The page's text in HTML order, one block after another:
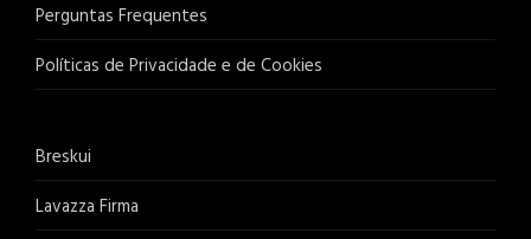
Perguntas Frequentes
Políticas de Privacidade e de Cookies
Breskui
Lavazza Firma